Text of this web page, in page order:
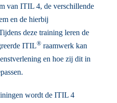
van ITIL 4, de verschillende
en de hierbij
deze training leren de
ITIL® raamwerk kan
en hoe zij dit in
wordt de ITIL 4